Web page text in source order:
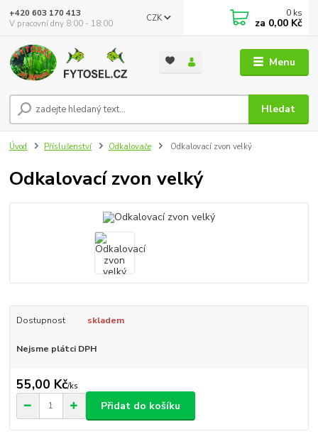
Menu
CZK
Hledat
+420 603 170 413
V pracovní dny 8:00 - 18:00
0 ks
za 0,00 Kč
Úvod Příslušenství Odkalovače Odkalovací zvon velký
Odkalovací zvon velký
Dostupnost skladem
Nejsme plátci DPH
55,00 Kč/ks
Přidat do košíku